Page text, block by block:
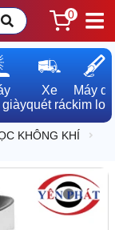
0
giày
Xe
quét rác
Máy dò
kim loại
KHÔNG KHÍ